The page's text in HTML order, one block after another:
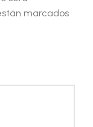
marcados